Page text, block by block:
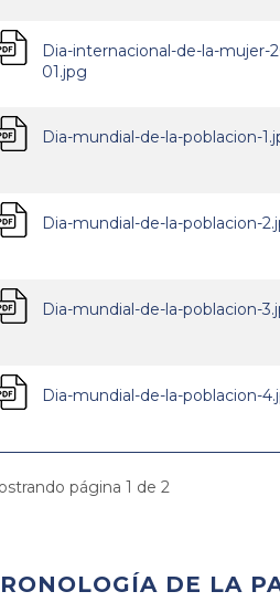
Dia-internacional-de-la-mujer-
01.jpg
Dia-mundial-de-la-poblacion-
Dia-mundial-de-la-poblacion-
Dia-mundial-de-la-poblacion-
Dia-mundial-de-la-poblacion-
página 1 de 2
DE LA